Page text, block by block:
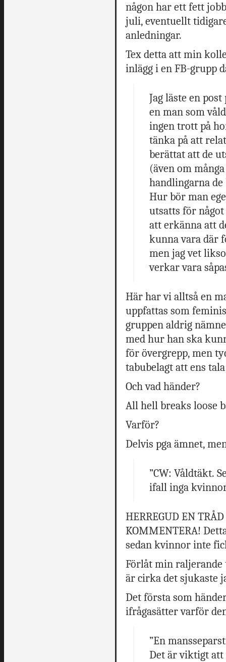
någon har ett fett
juli, eventuellt
anledningar.
Tex detta att min
inlägg i en FB-grupp
Jag läste en
en man som
ingen trott på
tänka på att
berättat att de
(även om
handlingarna
Hur bör man
utsatts för något
att erkänna att
kunna vara där
men jag vet
verkar vara
Här har vi alltså en
uppfattas som
gruppen aldrig
med hur han ska
för övergrepp, men
tabubelagt att ens
Och vad händer?
All hell breaks loose
Varför?
Delvis pga ämnet,
”CW: Våldtäkt.
ifall inga
HERREGUD EN
KOMMENTERA!
sedan kvinnor inte
Förlåt min raljerande
är cirka det sjukaste
Det första som
ifrågasätter varför
”En
Det är viktigt att